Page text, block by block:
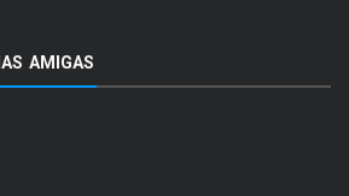
AMIGAS